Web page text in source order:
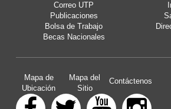
Correo UTP
Publicaciones
Bolsa de Trabajo
Becas Nacionales
Mapa de
Ubicación
Mapa del
Sitio
Contáctenos